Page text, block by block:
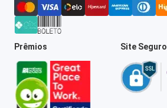
Prêmios Site Seguro